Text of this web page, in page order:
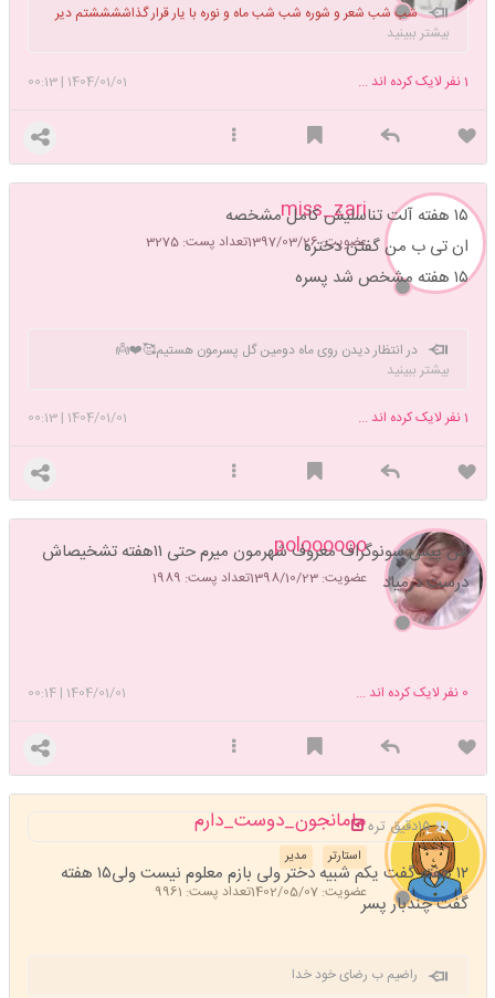
شب شب شعر و شوره شب شب ماه و نوره با یار قرار گذاششششتم دیر
کرده راهش دوره(با ریتم بخون دلبندم)
بیشتر ببینید
1404/01/01
|
00:13 1نفر لایک کرده اند ...
miss_zari
عضویت: 1397/03/26 تعداد پست: 3275
۱۵ هفته آلت تناسلیش کامل مشخصه
ان تی ب من گفتن دختره
۱۵ هفته مشخص شد پسره
در انتظار دیدن روی ماه دومین گل پسرمون هستیم🥰❤️👼
بیشتر ببینید
1404/01/01
|
00:13 1نفر لایک کرده اند ...
poloooooo
عضویت: 1398/10/23 تعداد پست: 1989
من پیش سونوگراف معروف شهرمون میرم حتی ۱۱هفته تشخیصاش
درست درمیاد
1404/01/01
|
00:14 0 نفر لایک کرده اند ...
مامانجون_دوست_دارم
مدیر استارتر
عضویت: 1402/05/07 تعداد پست: 9961
۱۵دقیق تره
۱۲ هفته گفت یکم شبیه دختر ولی بازم معلوم نیست ولی۱۵ هفته
گفت چندبار پسر
راضیم ب رضای خود خدا